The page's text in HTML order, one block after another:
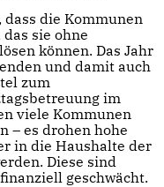
die Kommunen
sie ohne
können. Das Jahr
und damit auch
zum
im
viele Kommunen
– es drohen hohe
in die Haushalte der
Diese sind
geschwächt.